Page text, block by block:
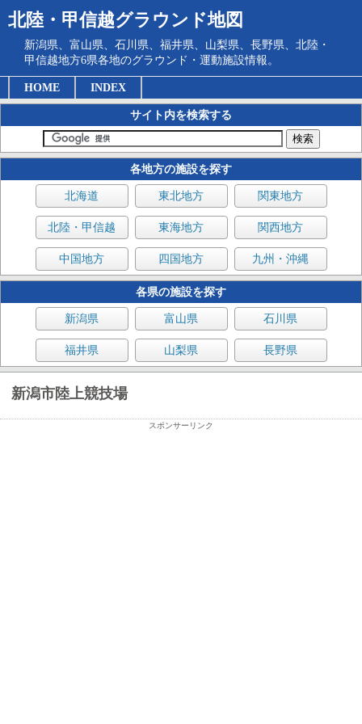
北陸・甲信越グラウンド地図
新潟県、富山県、石川県、福井県、山梨県、長野県、北陸・
甲信越地方6県各地のグラウンド・運動施設情報。
HOME INDEX
サイト内を検索する
各地方の施設を探す
北海道 東北地方 関東地方
北陸・甲信越 東海地方 関西地方
中国地方 四国地方 九州・沖縄
各県の施設を探す
新潟県 富山県 石川県
福井県 山梨県 長野県
新潟市陸上競技場
スポンサーリンク